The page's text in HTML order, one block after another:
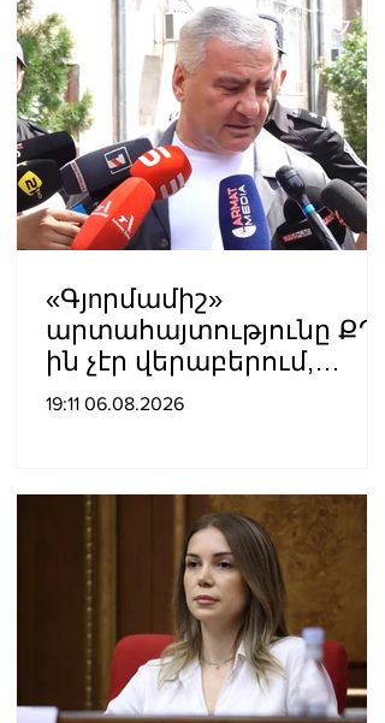
Մատվիենկո
«Գյnրմամիշ»
արտահայտությունը ՔՊ-
ին չէր վերաբերում,
ինձնից բիզնես
19:11 06.08.2026